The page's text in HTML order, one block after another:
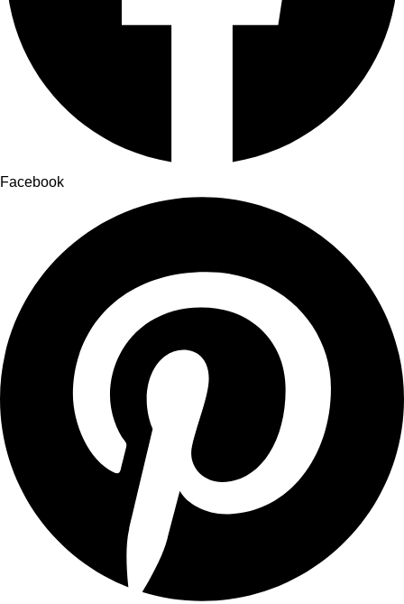
Facebook